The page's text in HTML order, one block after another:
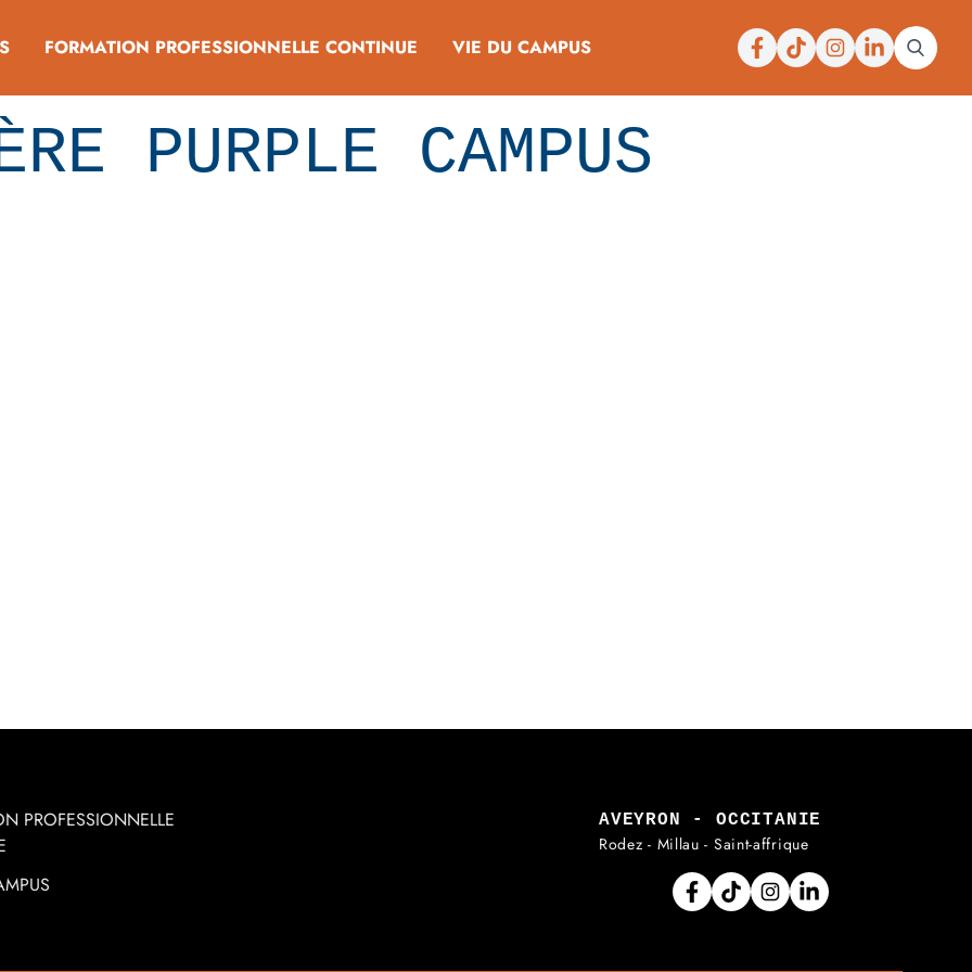
FORMATION PROFESSIONNELLE CONTINUE VIE DU CAMPUS Facebook
TiktokInstagramLinkedin
PURPLE CAMPUS
PROFESSIONNELLE
AVEYRON - OCCITANIE
Rodez - Millau - Saint-affrique
Facebook
Tiktok Instagram
Linkedin